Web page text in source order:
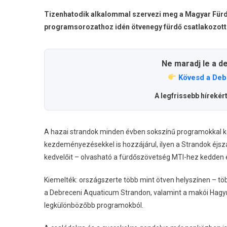
Tizenhatodik alkalommal szervezi meg a Magyar
programsorozathoz idén ötvenegy fürdő
Ne maradj le a
Kövesd a
A legfrissebb
A hazai strandok minden évben sokszínű programokkal
kezdeményezésekkel is hozzájárul, ilyen a Strandok
kedvelőit – olvasható a fürdőszövetség MTI-hez
Kiemelték: országszerte több mint ötven helyszínen –
a Debreceni Aquaticum Strandon, valamint a makói
legkülönbözőbb programokból.